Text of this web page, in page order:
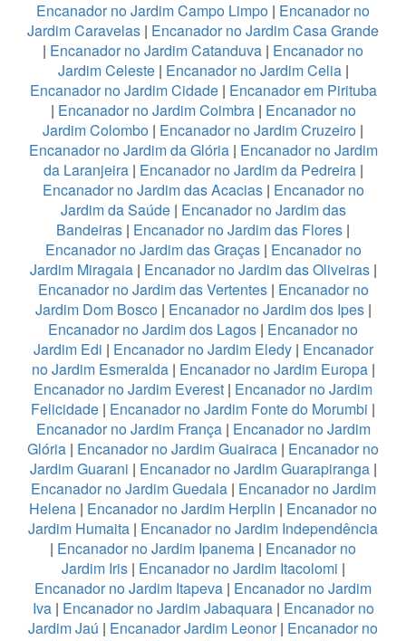
Encanador no Jardim Campo Limpo | Encanador no
Jardim Caravelas | Encanador no Jardim Casa Grande
| Encanador no Jardim Catanduva | Encanador no
Jardim Celeste| Encanador no Jardim Celia|
Encanador no Jardim Cidade| Encanador em Pirituba
| Encanador no Jardim Coimbra| Encanador no
Jardim Colombo | Encanador no Jardim Cruzeiro |
Encanador no Jardim da Glória| Encanador no Jardim
da Laranjeira| Encanador no Jardim da Pedreira|
Encanador no Jardim das Acacias| Encanador no
Jardim da Saúde| Encanador no Jardim das
Bandeiras | Encanador no Jardim das Flores |
Encanador no Jardim das Graças| Encanador no
Jardim Miragaia| Encanador no Jardim das Oliveiras|
Encanador no Jardim das Vertentes| Encanador no
Jardim Dom Bosco| Encanador no Jardim dos Ipes|
Encanador no Jardim dos Lagos | Encanador no
Jardim Edi | Encanador no Jardim Eledy| Encanador
no Jardim Esmeralda| Encanador no Jardim Europa|
Encanador no Jardim Everest | Encanador no Jardim
Felicidade | Encanador no Jardim Fonte do Morumbi |
Encanador no Jardim França| Encanador no Jardim
Glória | Encanador no Jardim Guairaca | Encanador no
Jardim Guarani | Encanador no Jardim Guarapiranga|
Encanador no Jardim Guedala| Encanador no Jardim
Helena | Encanador no Jardim Herplin | Encanador no
Jardim Humaita | Encanador no Jardim Independência
| Encanador no Jardim Ipanema | Encanador no
Jardim Iris| Encanador no Jardim Itacolomi |
Encanador no Jardim Itapeva | Encanador no Jardim
Iva| Encanador no Jardim Jabaquara| Encanador no
Jardim Jaú | Encanador Jardim Leonor| Encanador no